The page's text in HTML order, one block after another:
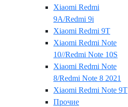
Xiaomi Redmi
9A/Redmi 9i
Xiaomi Redmi 9T
Xiaomi Redmi Note
10//Redmi Note 10S
Xiaomi Redmi Note
8/Redmi Note 8 2021
Xiaomi Redmi Note 9T
Прочие